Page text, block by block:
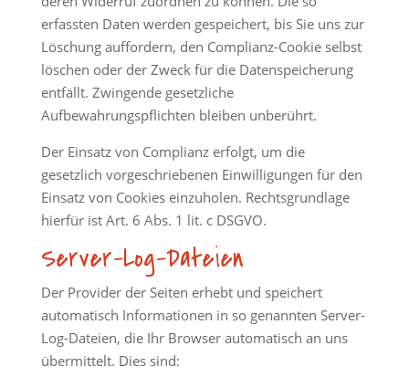
erfassten Daten werden gespeichert, bis Sie uns zur
Löschung auffordern, den Complianz-Cookie selbst
löschen oder der Zweck für die Datenspeicherung
entfällt. Zwingende gesetzliche
Aufbewahrungspflichten bleiben unberührt.
Der Einsatz von Complianz erfolgt, um die
gesetzlich vorgeschriebenen Einwilligungen für den
Einsatz von Cookies einzuholen. Rechtsgrundlage
hierfür ist Art. 6 Abs. 1 lit. c DSGVO.
Server-Log-Dateien
Der Provider der Seiten erhebt und speichert
automatisch Informationen in so genannten Server-
Log-Dateien, die Ihr Browser automatisch an uns
übermittelt. Dies sind: